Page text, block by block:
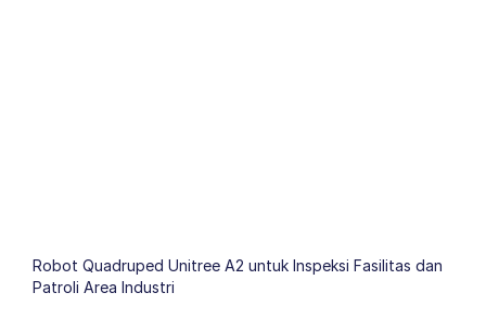
Robot Quadruped Unitree A2 untuk Inspeksi Fasilitas dan
Patroli Area Industri